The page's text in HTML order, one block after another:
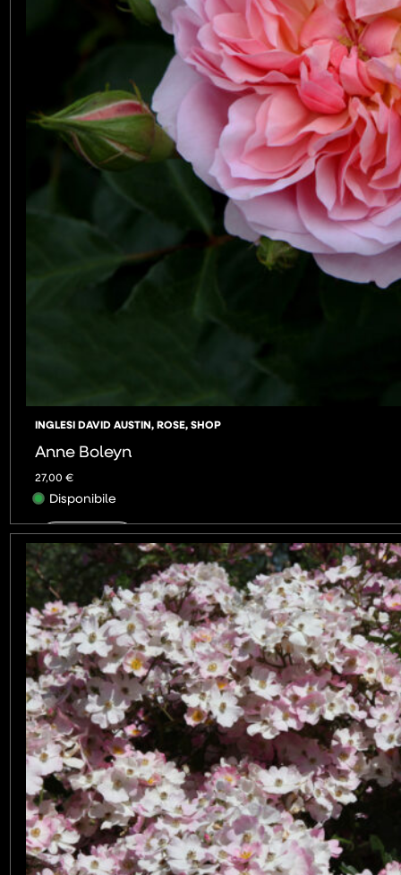
INGLESI DAVID AUSTIN,ROSE,SHOP
Anne Boleyn
27,00 €
Disponibile
AGGIUNGI